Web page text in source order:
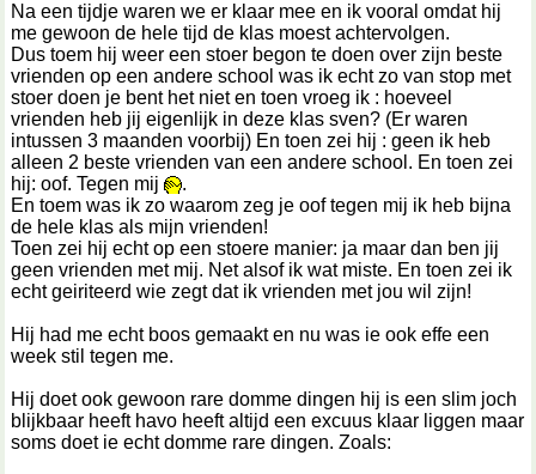
Na een tijdje waren we er klaar mee en ik vooral omdat hij
me gewoon de hele tijd de klas moest achtervolgen.
Dus toem hij weer een stoer begon te doen over zijn beste
vrienden op een andere school was ik echt zo van stop met
stoer doen je bent het niet en toen vroeg ik : hoeveel
vrienden heb jij eigenlijk in deze klas sven? (Er waren
intussen 3 maanden voorbij) En toen zei hij : geen ik heb
alleen 2 beste vrienden van een andere school. En toen zei
hij: oof. Tegen mij
.
En toem was ik zo waarom zeg je oof tegen mij ik heb bijna
de hele klas als mijn vrienden!
Toen zei hij echt op een stoere manier: ja maar dan ben jij
geen vrienden met mij. Net alsof ik wat miste. En toen zei ik
echt geiriteerd wie zegt dat ik vrienden met jou wil zijn!
Hij had me echt boos gemaakt en nu was ie ook effe een
week stil tegen me.
Hij doet ook gewoon rare domme dingen hij is een slim joch
blijkbaar heeft havo heeft altijd een excuus klaar liggen maar
soms doet ie echt domme rare dingen. Zoals: